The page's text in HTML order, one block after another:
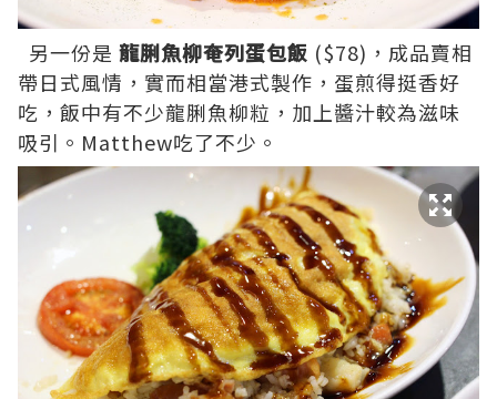
另一份是 龍脷魚柳奄列蛋包飯 ($78)，成品賣相
帶日式風情，實而相當港式製作，蛋煎得挺香好
吃，飯中有不少龍脷魚柳粒，加上醬汁較為滋味
吸引。Matthew吃了不少。